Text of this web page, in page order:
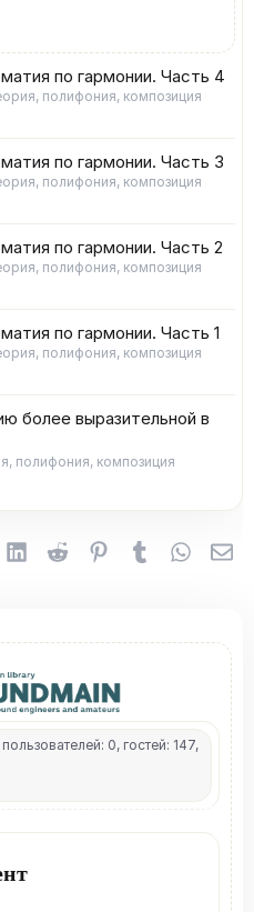
по гармонии. Часть 4
полифония, композиция
по гармонии. Часть 3
полифония, композиция
по гармонии. Часть 2
полифония, композиция
по гармонии. Часть 1
полифония, композиция
более выразительной в
полифония, композиция
LinkedInReddit Pinterest
Tumblr
0, гостей: 147,